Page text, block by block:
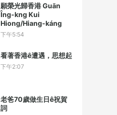
願榮光歸香港 Guān
Îng-kng Kui
Hiong/Hiang-káng
下午5:54
看著香港ê遭遇，思想起
下午2:07
老爸70歲做生日ê祝賀
詞